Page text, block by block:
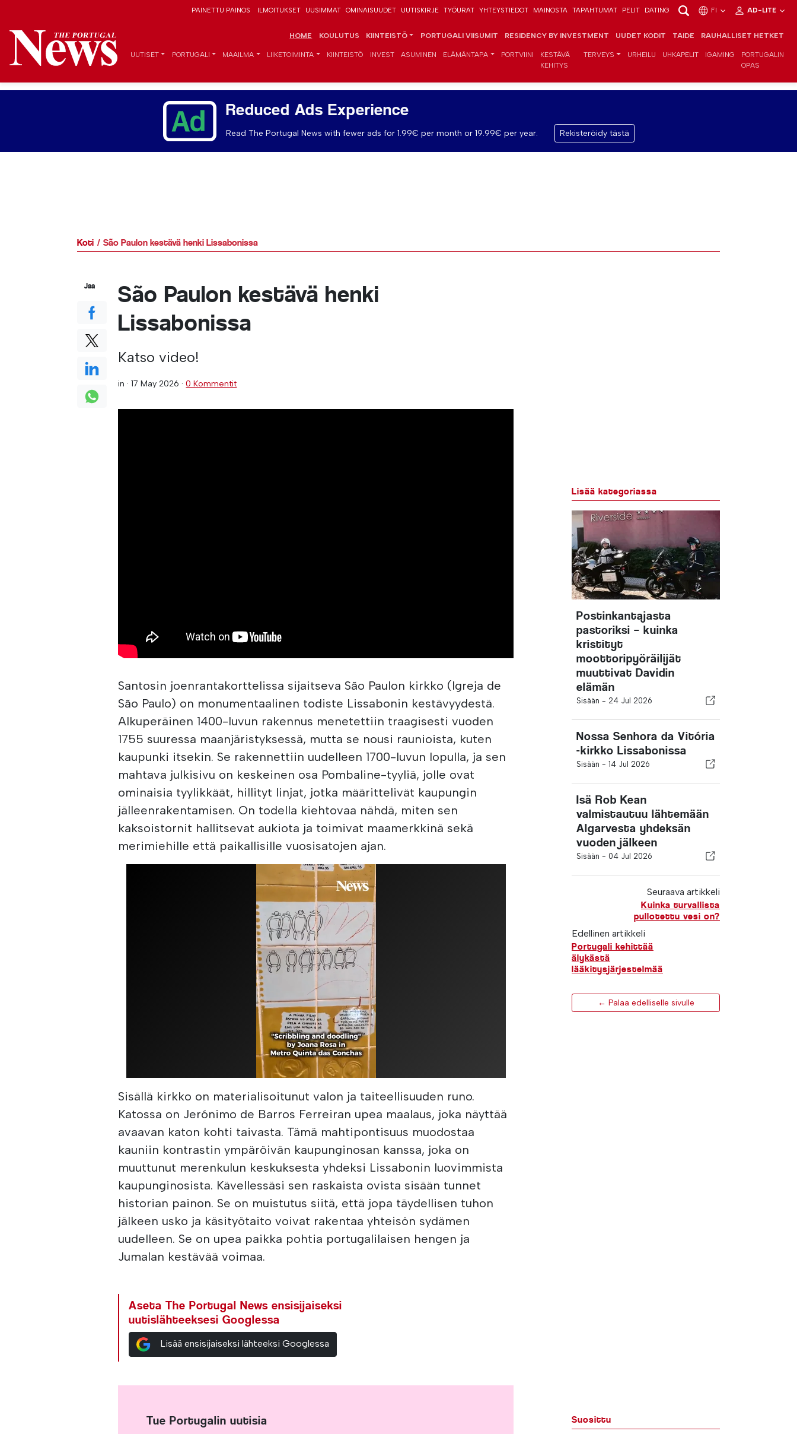
PAINETTU PAINOS ILMOITUKSET UUSIMMAT OMINAISUUDET UUTISKIRJE TYÖURAT YHTEYSTIEDOT MAINOSTA TAPAHTUMAT PELIT DATING FI AD-LITE
HOME KOULUTUS KIINTEISTÖ PORTUGALI VIISUMIT RESIDENCY BY INVESTMENT UUDET KODIT TAIDE RAUHALLISET HETKET
UUTISET PORTUGALI MAAILMA LIIKETOIMINTA KIINTEISTÖ INVEST ASUMINEN ELÄMÄNTAPA PORTVIINI
KESTÄVÄ
KEHITYS
TERVEYS URHEILU UHKAPELIT IGAMING
PORTUGALIN
OPAS
Reduced Ads Experience
Read The Portugal News with fewer ads for 1.99€ per month or 19.99€ per year. Rekisteröidy tästä
Koti São Paulon kestävä henki Lissabonissa
São Paulon kestävä henki
Lissabonissa
Katso video!
in ·17 May 2026 ·0 Kommentit
Santosin joenrantakorttelissa sijaitseva São Paulon kirkko (Igreja de
São Paulo) on monumentaalinen todiste Lissabonin kestävyydestä.
Alkuperäinen 1400-luvun rakennus menetettiin traagisesti vuoden
1755 suuressa maanjäristyksessä, mutta se nousi raunioista, kuten
kaupunki itsekin. Se rakennettiin uudelleen 1700-luvun lopulla, ja sen
mahtava julkisivu on keskeinen osa Pombaline-tyyliä, jolle ovat
ominaisia tyylikkäät, hillityt linjat, jotka määrittelivät kaupungin
jälleenrakentamisen. On todella kiehtovaa nähdä, miten sen
kaksoistornit hallitsevat aukiota ja toimivat maamerkkinä sekä
merimiehille että paikallisille vuosisatojen ajan.
Sisällä kirkko on materialisoitunut valon ja taiteellisuuden runo.
Katossa on Jerónimo de Barros Ferreiran upea maalaus, joka näyttää
avaavan katon kohti taivasta. Tämä mahtipontisuus muodostaa
kauniin kontrastin ympäröivän kaupunginosan kanssa, joka on
muuttunut merenkulun keskuksesta yhdeksi Lissabonin luovimmista
kaupunginosista. Kävellessäsi sen raskaista ovista sisään tunnet
historian painon. Se on muistutus siitä, että jopa täydellisen tuhon
jälkeen usko ja käsityötaito voivat rakentaa yhteisön sydämen
uudelleen. Se on upea paikka pohtia portugalilaisen hengen ja
Jumalan kestävää voimaa.
Aseta The Portugal News ensisijaiseksi
uutislähteeksesi Googlessa
Lisää ensisijaiseksi lähteeksi Googlessa
Jaa
Lisää kategoriassa
Postinkantajasta
pastoriksi – kuinka
kristityt
moottoripyöräilijät
muuttivat Davidin
elämän
Sisään - 24 Jul 2026
Nossa Senhora da Vitória
-kirkko Lissabonissa
Sisään - 14 Jul 2026
Isä Rob Kean
valmistautuu lähtemään
Algarvesta yhdeksän
vuoden jälkeen
Sisään - 04 Jul 2026
Seuraava artikkeli
Kuinka turvallista
pullotettu vesi on?
Edellinen artikkeli
Portugali kehittää
älykästä
lääkitysjärjestelmää
← Palaa edelliselle sivulle
Tue Portugalin uutisia Suosittu